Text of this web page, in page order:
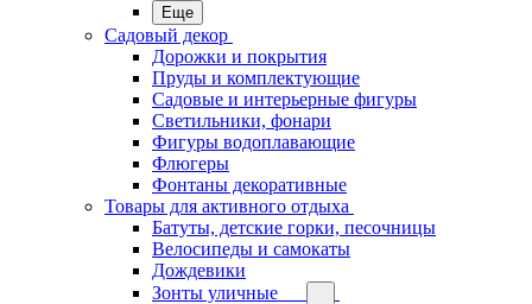
Еще
Садовый декор
Дорожки и покрытия
Пруды и комплектующие
Садовые и интерьерные фигуры
Светильники, фонари
Фигуры водоплавающие
Флюгеры
Фонтаны декоративные
Товары для активного отдыха
Батуты, детские горки, песочницы
Велосипеды и самокаты
Дождевики
Зонты уличные